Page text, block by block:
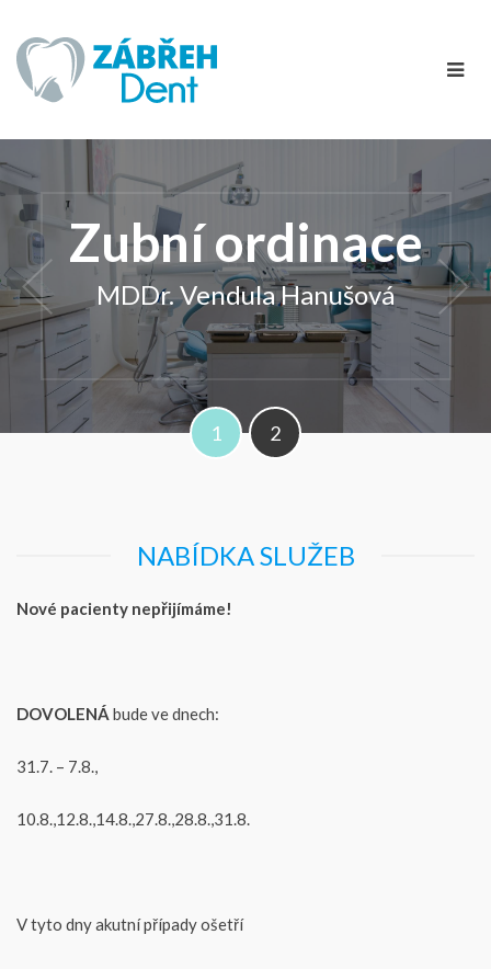
Zubní ordinace
MDDr. Vendula Hanušová
"Úsměv trvá chvilku, ale někdy se na
něj vzpomíná celý život."
1 2
NABÍDKA SLUŽEB
Nové pacienty nepřijímáme!
DOVOLENÁ bude ve dnech:
31.7. – 7.8.,
10.8.,12.8.,14.8.,27.8.,28.8.,31.8.
V tyto dny akutní případy ošetří